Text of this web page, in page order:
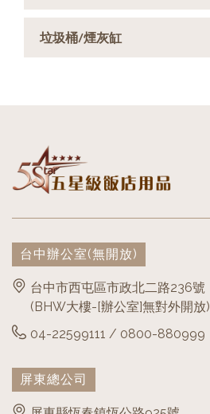
垃圾桶/煙灰缸
台中辦公室(無開放)
台中市西屯區市政北二路236號
(BHW大樓-[辦公室]無對外開放)
04-22599111 / 0800-880999
屏東總公司